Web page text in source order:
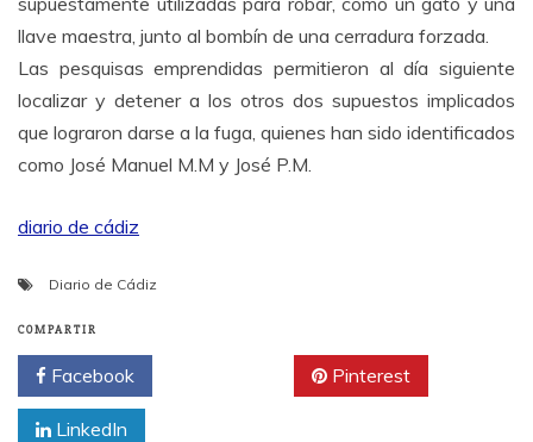
llave maestra, junto al bombín de una cerradura forzada.
Las pesquisas emprendidas permitieron al día siguiente
localizar y detener a los otros dos supuestos implicados
que lograron darse a la fuga, quienes han sido identificados
como José Manuel M.M y José P.M.
diario de cádiz
Diario de Cádiz
COMPARTIR
Facebook Pinterest
LinkedIn